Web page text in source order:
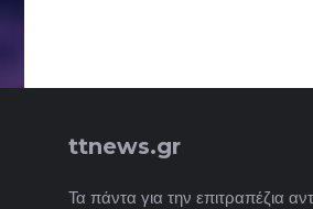
ttnews.gr
Τα πάντα για την επιτραπέζια